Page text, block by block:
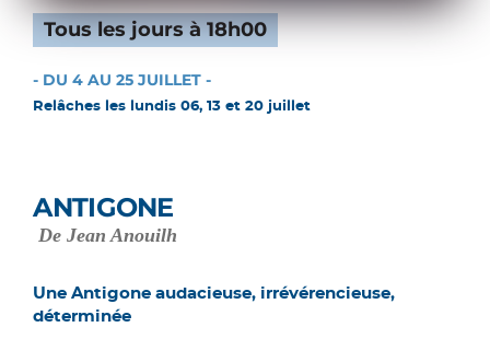
Tous les jours à 18h00
- DU 4 AU 25 JUILLET -
Relâches les lundis 06, 13 et 20 juillet
ANTIGONE
De Jean Anouilh
Une Antigone audacieuse, irrévérencieuse,
déterminée